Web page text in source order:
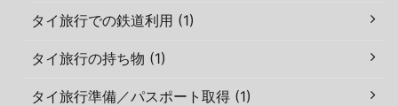
タイ旅行での鉄道利用 (1)
タイ旅行の持ち物 (1)
タイ旅行準備／パスポート取得 (1)